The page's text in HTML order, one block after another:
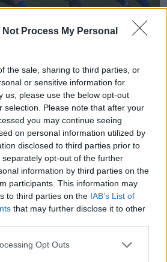
Not Process My Personal
the sale, sharing to third parties, or
or sensitive information for
us, please use the below opt-out
selection. Please note that after your
you may continue seeing
on personal information utilized by
disclosed to third parties prior to
opt-out of the further
information by third parties on the
participants. This information may
to third parties on the IAB’s List of
that may further disclose it to other
Opt Outs